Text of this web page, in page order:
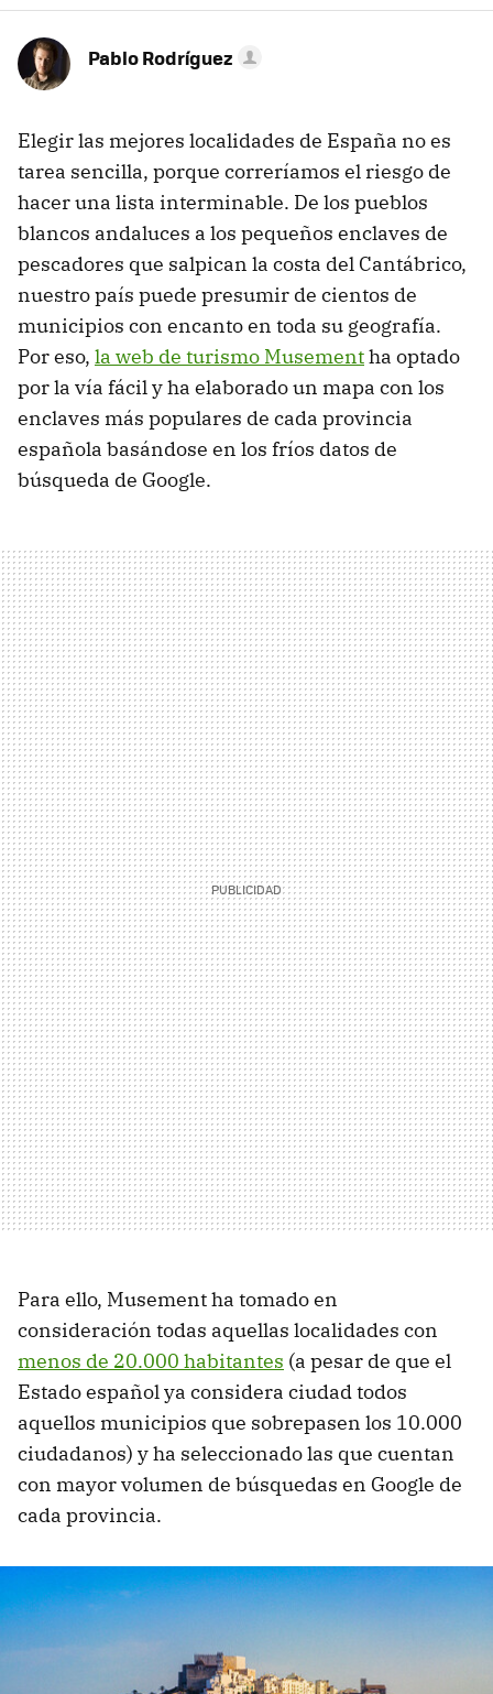
Pablo Rodríguez
Elegir las mejores localidades de España no es
tarea sencilla, porque correríamos el riesgo de
hacer una lista interminable. De los pueblos
blancos andaluces a los pequeños enclaves de
pescadores que salpican la costa del Cantábrico,
nuestro país puede presumir de cientos de
municipios con encanto en toda su geografía.
Por eso, la web de turismo Musementha optado
por la vía fácil y ha elaborado un mapa con los
enclaves más populares de cada provincia
española basándose en los fríos datos de
búsqueda de Google.
Para ello, Musement ha tomado en
consideración todas aquellas localidades con
menos de 20.000 habitantes (a pesar de que el
Estado español ya considera ciudad todos
aquellos municipios que sobrepasen los 10.000
ciudadanos) y ha seleccionado las que cuentan
con mayor volumen de búsquedas en Google de
cada provincia.